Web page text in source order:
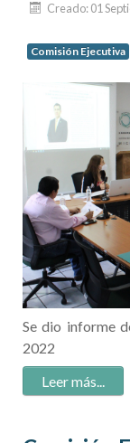
Creado: 01
Comisión Ejecutiva
Se dio informe
2022
Leer más:
Ejecutiva